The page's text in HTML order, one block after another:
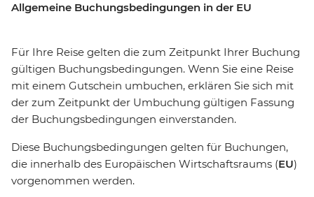
Allgemeine Buchungsbedingungen in der EU
Für Ihre Reise gelten die zum Zeitpunkt Ihrer Buchung
gültigen Buchungsbedingungen. Wenn Sie eine Reise
mit einem Gutschein umbuchen, erklären Sie sich mit
der zum Zeitpunkt der Umbuchung gültigen Fassung
der Buchungsbedingungen einverstanden.
Diese Buchungsbedingungen gelten für Buchungen,
die innerhalb des Europäischen Wirtschaftsraums (EU)
vorgenommen werden.